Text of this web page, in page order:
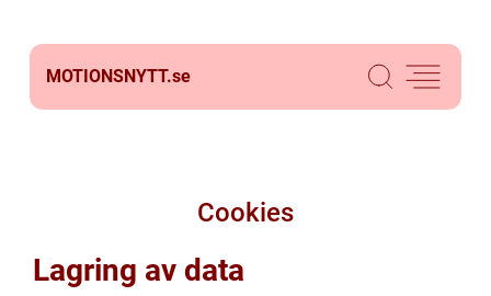
MOTIONSNYTT.se
Cookies
Lagring av data